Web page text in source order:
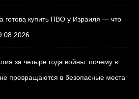
готова купить ПВО у Израиля — что
за четыре года войны: почему в
превращаются в безопасные места